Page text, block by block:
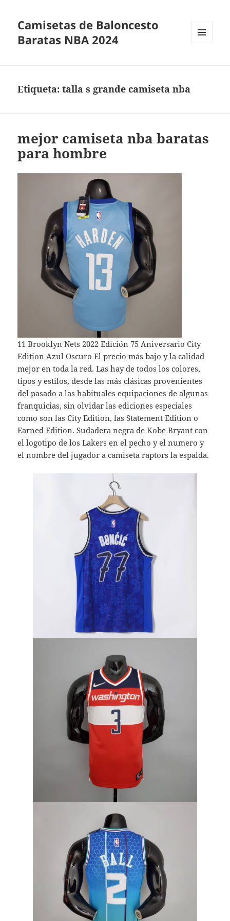
Camisetas de Baloncesto
Baratas NBA 2024
Etiqueta:talla s grande camiseta nba
mejor camiseta nba baratas
para hombre
11 Brooklyn Nets 2022 Edición 75 Aniversario City
Edition Azul Oscuro El precio más bajo y la calidad
mejor en toda la red. Las hay de todos los colores,
tipos y estilos, desde las más clásicas provenientes
del pasado a las habituales equipaciones de algunas
franquicias, sin olvidar las ediciones especiales
como son las City Edition, las Statement Edition o
Earned Edition. Sudadera negra de Kobe Bryant con
el logotipo de los Lakers en el pecho y el numero y
el nombre del jugador a camiseta raptors la espalda.